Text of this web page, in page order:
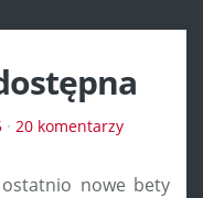
· 20 komentarzy
nowe bety